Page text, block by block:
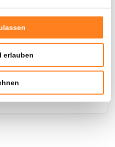
erlauben
gegevens worden
opnieuw.